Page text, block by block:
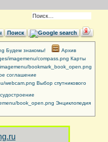
Поиск
Будем знакомы!
Архив
Карты
соглашение
Выбор спутникового
Энциклопедия